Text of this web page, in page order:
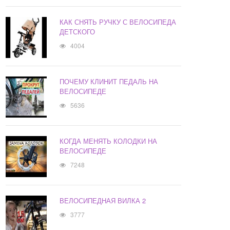
КАК СНЯТЬ РУЧКУ С ВЕЛОСИПЕДА
ДЕТСКОГО
4004
ПОЧЕМУ КЛИНИТ ПЕДАЛЬ НА
ВЕЛОСИПЕДЕ
5636
КОГДА МЕНЯТЬ КОЛОДКИ НА
ВЕЛОСИПЕДЕ
7248
ВЕЛОСИПЕДНАЯ ВИЛКА 2
3777